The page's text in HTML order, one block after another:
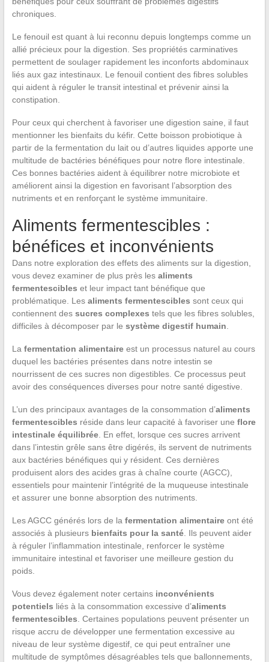
chroniques.
Le fenouil est quant à lui reconnu depuis longtemps comme un
allié précieux pour la digestion. Ses propriétés carminatives
permettent de soulager rapidement les inconforts abdominaux
liés aux gaz intestinaux. Le fenouil contient des fibres solubles
qui aident à réguler le transit intestinal et prévenir ainsi la
constipation.
Pour ceux qui cherchent à favoriser une digestion saine, il faut
mentionner les bienfaits du kéfir. Cette boisson probiotique à
partir de la fermentation du lait ou d’autres liquides apporte une
multitude de bactéries bénéfiques pour notre flore intestinale.
Ces bonnes bactéries aident à équilibrer notre microbiote et
améliorent ainsi la digestion en favorisant l’absorption des
nutriments et en renforçant le système immunitaire.
Aliments fermentescibles :
bénéfices et inconvénients
Dans notre exploration des effets des aliments sur la digestion,
vous devez examiner de plus près les aliments
fermentescibles et leur impact tant bénéfique que
problématique. Les aliments fermentescibles sont ceux qui
contiennent des sucres complexes tels que les fibres solubles,
difficiles à décomposer par le système digestif humain
La fermentation alimentaireest un processus naturel au cours
duquel les bactéries présentes dans notre intestin se
nourrissent de ces sucres non digestibles. Ce processus peut
avoir des conséquences diverses pour notre santé digestive.
L’un des principaux avantages de la consommation d’aliments
fermentescibles réside dans leur capacité à favoriser une flore
intestinale équilibrée. En effet, lorsque ces sucres arrivent
dans l’intestin grêle sans être digérés, ils servent de nutriments
aux bactéries bénéfiques qui y résident. Ces dernières
produisent alors des acides gras à chaîne courte (AGCC),
essentiels pour maintenir l’intégrité de la muqueuse intestinale
et assurer une bonne absorption des nutriments.
Les AGCC générés lors de la fermentation alimentaireont été
associés à plusieurs bienfaits pour la santé. Ils peuvent aider
à réguler l’inflammation intestinale, renforcer le système
immunitaire intestinal et favoriser une meilleure gestion du
poids.
Vous devez également noter certains inconvénients
potentiels liés à la consommation excessive d’aliments
fermentescibles . Certaines populations peuvent présenter un
risque accru de développer une fermentation excessive au
niveau de leur système digestif, ce qui peut entraîner une
multitude de symptômes désagréables tels que ballonnements,